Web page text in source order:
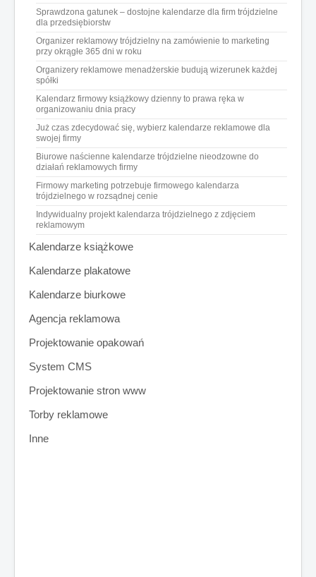
Sprawdzona gatunek – dostojne kalendarze dla firm trójdzielne
dla przedsiębiorstw
Organizer reklamowy trójdzielny na zamówienie to marketing
przy okrągłe 365 dni w roku
Organizery reklamowe menadżerskie budują wizerunek każdej
spółki
Kalendarz firmowy książkowy dzienny to prawa ręka w
organizowaniu dnia pracy
Już czas zdecydować się, wybierz kalendarze reklamowe dla
swojej firmy
Biurowe naścienne kalendarze trójdzielne nieodzowne do
działań reklamowych firmy
Firmowy marketing potrzebuje firmowego kalendarza
trójdzielnego w rozsądnej cenie
Indywidualny projekt kalendarza trójdzielnego z zdjęciem
reklamowym
Kalendarze książkowe
Kalendarze plakatowe
Kalendarze biurkowe
Agencja reklamowa
Projektowanie opakowań
System CMS
Projektowanie stron www
Torby reklamowe
Inne